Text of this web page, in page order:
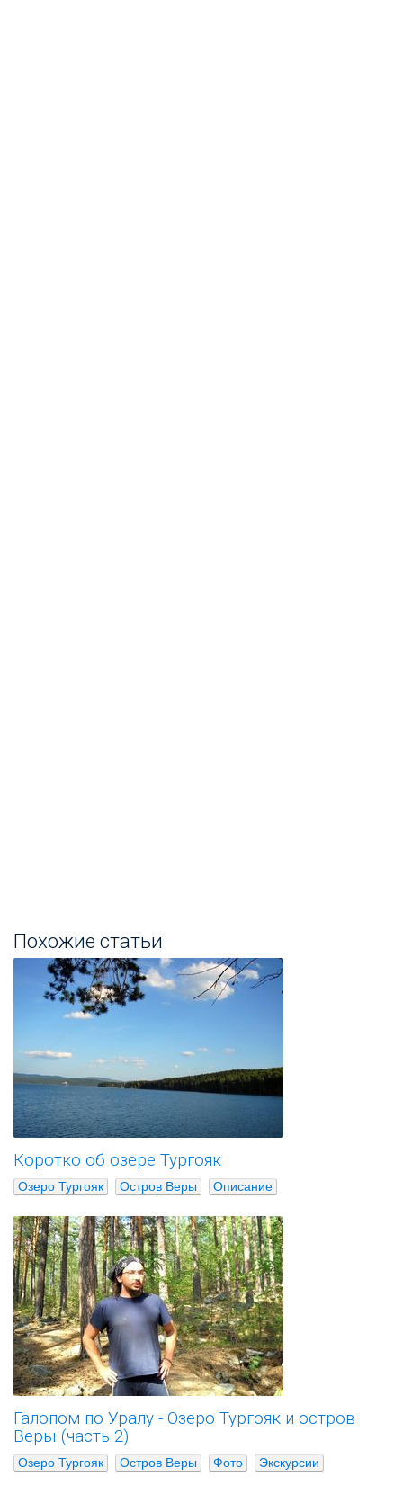
Похожие статьи
Коротко об озере Тургояк
Озеро Тургояк Остров Веры Описание
Галопом по Уралу - Озеро Тургояк и остров
Веры (часть 2)
Озеро Тургояк Остров Веры Фото Экскурсии